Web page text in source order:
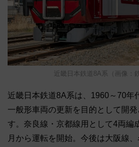
近畿日本鉄道8A系（画像：
近畿日本鉄道8A系は、1960～70年
一般形車両の更新を目的として開
す。奈良線・京都線用として4両編
月から運転を開始。今後は大阪線